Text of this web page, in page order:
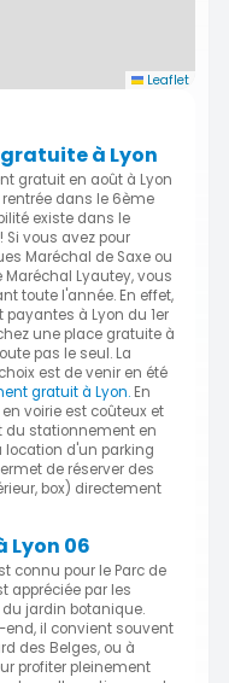
Leaflet
à Lyon
gratuit en août à Lyon
dans le 6ème
existe dans le
Si vous avez pour
Maréchal de Saxe ou
Lyautey, vous
toute l'année. En effet,
à Lyon du 1er
une place gratuite à
pas le seul. La
est de venir en été
gratuit à Lyon. En
voirie est coûteux et
du stationnement en
location d'un parking
de réserver des
box) directement
Lyon 06
connu pour le Parc de
appréciée par les
du jardin botanique.
end, il convient souvent
des Belges, ou à
profiter pleinement